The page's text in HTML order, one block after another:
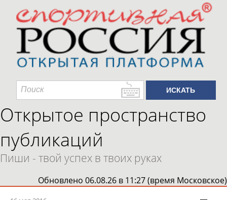
Открытое пространство
публикаций
Пиши - твой успех в твоих руках
Обновлено 06.08.26 в 11:27 (время Московское)